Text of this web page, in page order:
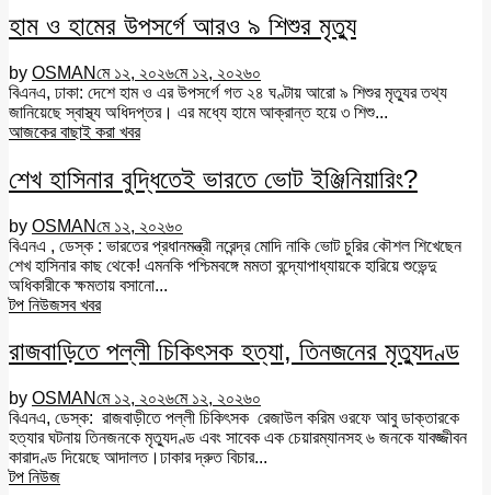
হাম ও হামের উপসর্গে আরও ৯ শিশুর মৃত্যু
by OSMANমে ১২, ২০২৬মে ১২, ২০২৬০
বিএনএ, ঢাকা: দেশে হাম ও এর উপসর্গে গত ২৪ ঘণ্টায় আরো ৯ শিশুর মৃত্যুর তথ্য
জানিয়েছে স্বাস্থ্য অধিদপ্তর। এর মধ্যে হামে আক্রান্ত হয়ে ৩ শিশু...
আজকের বাছাই করা খবর
শেখ হাসিনার বুদ্ধিতেই ভারতে ভোট ইঞ্জিনিয়ারিং?
by OSMANমে ১২, ২০২৬০
বিএনএ , ডেস্ক : ভারতের প্রধানমন্ত্রী নরেন্দ্র মোদি নাকি ভোট চুরির কৌশল শিখেছেন
শেখ হাসিনার কাছ থেকে! এমনকি পশ্চিমবঙ্গে মমতা বন্দ্যোপাধ্যায়কে হারিয়ে শুভেন্দু
অধিকারীকে ক্ষমতায় বসানো...
টপ নিউজসব খবর
রাজবাড়িতে পল্লী চিকিৎসক হত্যা, তিনজনের মৃত্যুদণ্ড
by OSMANমে ১২, ২০২৬মে ১২, ২০২৬০
বিএনএ, ডেস্ক: রাজবাড়ীতে পল্লী চিকিৎসক রেজাউল করিম ওরফে আবু ডাক্তারকে
হত্যার ঘটনায় তিনজনকে মৃত্যুদণ্ড এবং সাবেক এক চেয়ারম্যানসহ ৬ জনকে যাবজ্জীবন
কারাদণ্ড দিয়েছে আদালত।ঢাকার দ্রুত বিচার...
টপ নিউজ